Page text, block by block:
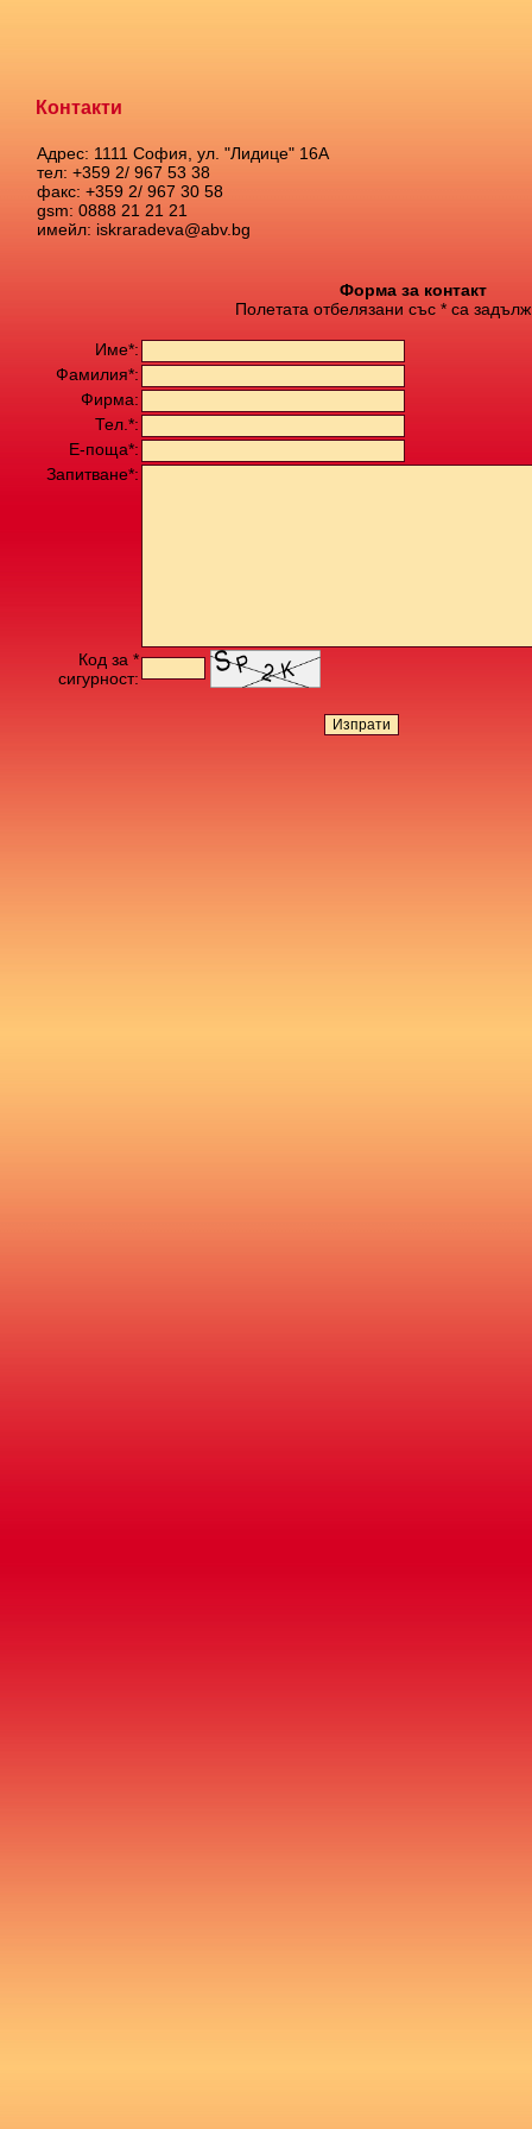
Контакти
Адрес: 1111 София, ул. "Лидице" 16А
тел: +359 2/ 967 53 38
факс: +359 2/ 967 30 58
gsm: 0888 21 21 21
имейл: iskraradeva@abv.bg
Форма за контакт
Полетата отбелязани със * са
Име*:
Фамилия*:
Фирма:
Тел.*:
Е-поща*:
Запитване*:
Код за *
сигурност: